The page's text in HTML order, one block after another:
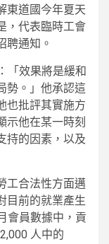
東道國今年夏天
，代表臨時工會
聘通知。
「效果將是緩和
勢。」他承認這
也批評其實施方
示他在某一時刻
持的因素，以及
工合法性方面邁
目前的就業產生
會員數據中，貢
人中的